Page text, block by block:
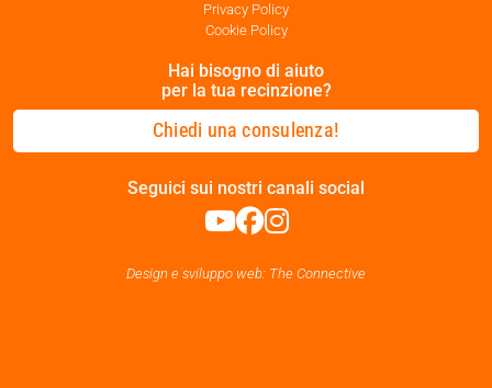
Privacy Policy
Cookie Policy
Hai bisogno di aiuto
per la tua recinzione?
Chiedi una consulenza!
Seguici sui nostri canali social
Design e sviluppo web: The Connective